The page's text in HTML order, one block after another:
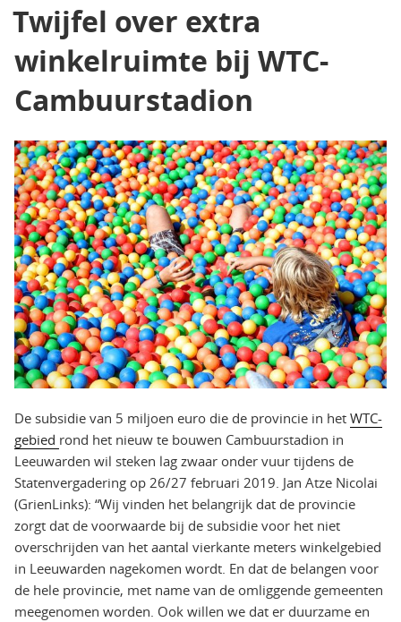
Twijfel over extra
winkelruimte bij WTC-
Cambuurstadion
De subsidie van 5 miljoen euro die de provincie in het WTC-
gebied rond het nieuw te bouwen Cambuurstadion in
Leeuwarden wil steken lag zwaar onder vuur tijdens de
Statenvergadering op 26/27 februari 2019. Jan Atze Nicolai
(GrienLinks): “Wij vinden het belangrijk dat de provincie
zorgt dat de voorwaarde bij de subsidie voor het niet
overschrijden van het aantal vierkante meters winkelgebied
in Leeuwarden nagekomen wordt. En dat de belangen voor
de hele provincie, met name van de omliggende gemeenten
meegenomen worden. Ook willen we dat er duurzame en